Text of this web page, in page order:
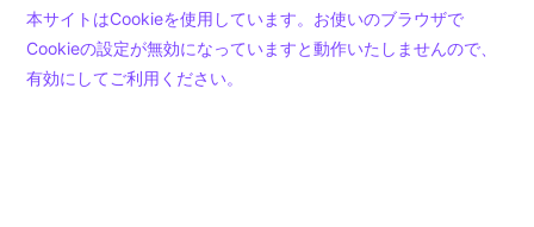
本サイトはCookieを使用しています。お使いのブラウザで
Cookieの設定が無効になっていますと動作いたしませんので、
有効にしてご利用ください。